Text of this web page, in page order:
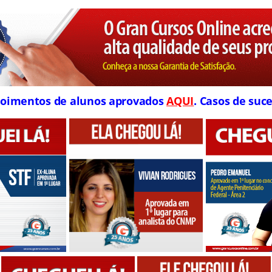
de alunos aprovadosAQUI. Casos de